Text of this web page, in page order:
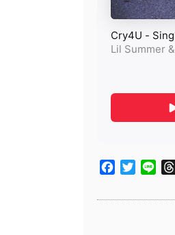
Facebook
TwitterLine